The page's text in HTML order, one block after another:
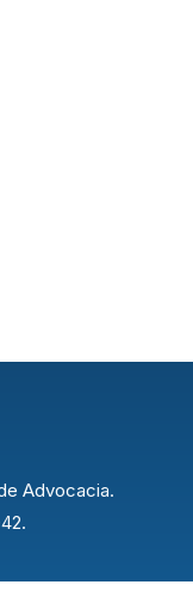
Advocacia.